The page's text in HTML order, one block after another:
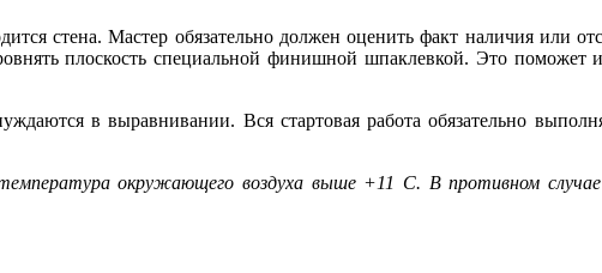
стена. Мастер обязательно должен оценить факт наличия или
плоскость специальной финишной шпаклевкой. Это поможет
в выравнивании. Вся стартовая работа обязательно
окружающего воздуха выше +11 C. В противном